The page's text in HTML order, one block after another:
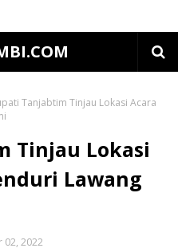
Tanjabtim Tinjau Lokasi Acara
Tinjau Lokasi
Lawang
02, 2022